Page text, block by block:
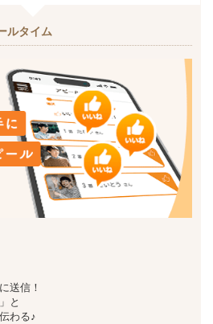
ルタイム
送信！
と
わる♪